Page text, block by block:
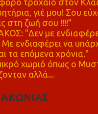
τροχαίο στον
γιέ μου! Σου
στη ζωή σου !!!!"
"Δεν με
ενδιαφέρει να
τα επόμενα χρόνια."
χωριό όπως ο
αλλά...